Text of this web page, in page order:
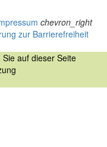
chevron_right
zur Barrierefreiheit
auf dieser Seite